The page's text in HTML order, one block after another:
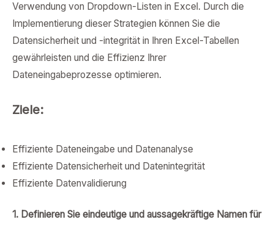
Verwendung von Dropdown-Listen in Excel. Durch die
Implementierung dieser Strategien können Sie die
Datensicherheit und -integrität in Ihren Excel-Tabellen
gewährleisten und die Effizienz Ihrer
Dateneingabeprozesse optimieren.
Ziele:
Effiziente Dateneingabe und Datenanalyse
Effiziente Datensicherheit und Datenintegrität
Effiziente Datenvalidierung
1. Definieren Sie eindeutige und aussagekräftige Namen für